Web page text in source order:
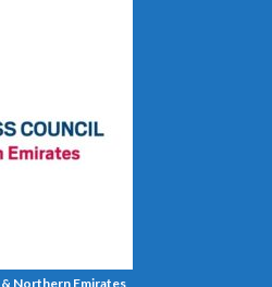
& Northern Emirates